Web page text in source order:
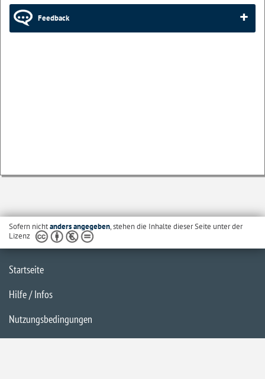
Feedback
Sofern nichtanders angegeben, stehen die Inhalte dieser Seite unter der
Lizenz
Startseite
Hilfe / Infos
Nutzungsbedingungen